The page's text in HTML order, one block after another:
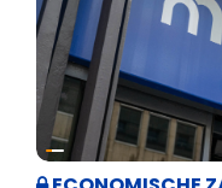
Binnenland